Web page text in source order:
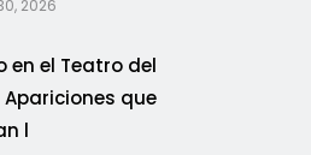
2026
en el Teatro del
Apariciones que
l